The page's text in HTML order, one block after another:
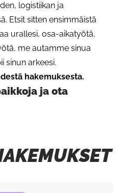
logistiikan ja
Etsit sitten ensimmäistä
urallesi, osa-aikatyötä,
me autamme sinua
sinun arkeesi.
hakemuksesta.
ja ota